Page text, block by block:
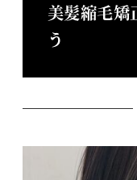
美髪縮毛矯
う